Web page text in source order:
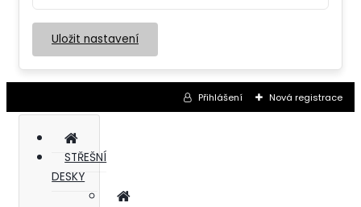
Uložit nastavení
Přihlášení Nová registrace
STŘEŠNÍ
DESKY